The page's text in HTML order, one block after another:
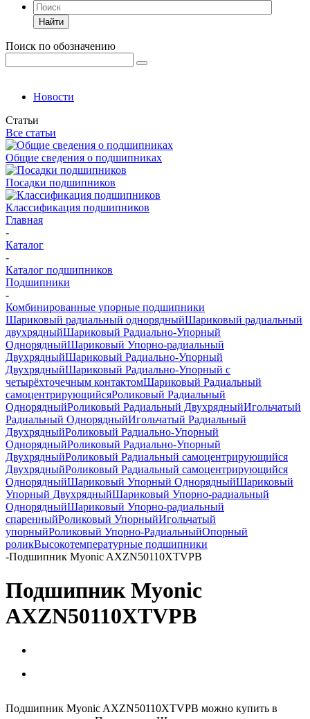
Найти
Поиск по обозначению
Новости
Статьи
Все статьи
Общие сведения о подшипниках
Посадки подшипников
Классификация подшипников
Главная
-
Каталог
-
Каталог подшипников
Подшипники
-
Комбинированные упорные подшипники
Шариковый радиальный однорядныйШариковый радиальный
двухрядныйШариковый Радиально-Упорный
ОднорядныйШариковый Упорно-радиальный
ДвухрядныйШариковый Радиально-Упорный
ДвухрядныйШариковый Радиально-Упорный с
четырёхточечным контактомШариковый Радиальный
самоцентрирующийсяРоликовый Радиальный
ОднорядныйРоликовый Радиальный ДвухрядныйИгольчатый
Радиальный ОднорядныйИгольчатый Радиальный
ДвухрядныйРоликовый Радиально-Упорный
ОднорядныйРоликовый Радиально-Упорный
ДвухрядныйРоликовый Радиальный самоцентрирующийся
ДвухрядныйРоликовый Радиальный самоцентрирующийся
ОднорядныйШариковый Упорный ОднорядныйШариковый
Упорный ДвухрядныйШариковый Упорно-радиальный
ОднорядныйШариковый Упорно-радиальный
спаренныйРоликовый УпорныйИгольчатый
упорныйРоликовый Упорно-РадиальныйОпорный
роликВысокотемпературные подшипники
-Подшипник Myonic AXZN50110XTVPB
Подшипник Myonic
AXZN50110XTVPB
Подшипник Myonic AXZN50110XTVPB можно купить в